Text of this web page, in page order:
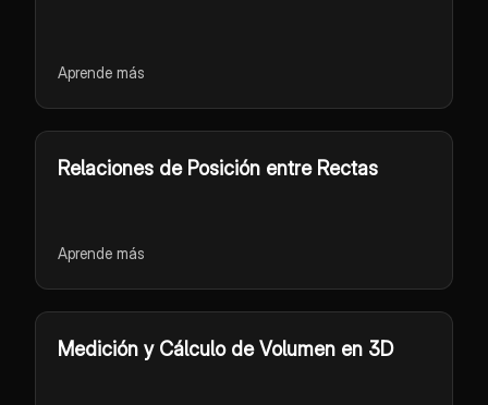
Aprende más
Relaciones de Posición entre Rectas
Aprende más
Medición y Cálculo de Volumen en 3D